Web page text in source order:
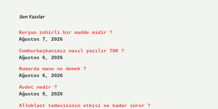
Son Yazılar
Kurşun zehirli bir madde midir ?
Ağustos 7, 2026
Cumhurbaşkanımız nasıl yazılır TDK ?
Ağustos 6, 2026
Kumarda mano ne demek ?
Ağustos 6, 2026
Avdet nedir ?
Ağustos 5, 2026
Alloblast tedavisinin etkisi ne kadar sürer ?